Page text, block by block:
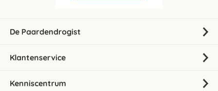
De Paardendrogist
Klantenservice
Kenniscentrum